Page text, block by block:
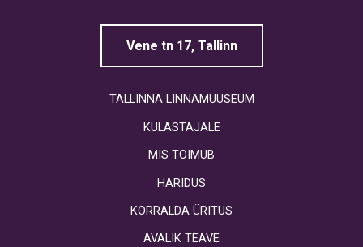
Vene tn 17, Tallinn
TALLINNA LINNAMUUSEUM
KÜLASTAJALE
MIS TOIMUB
HARIDUS
KORRALDA ÜRITUS
AVALIK TEAVE